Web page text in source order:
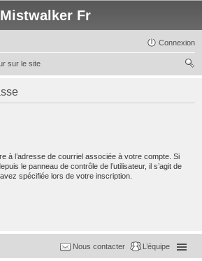
Mistwalker Fr
Connexion
sur le site
à l’adresse de courriel associée à votre compte. Si
le panneau de contrôle de l’utilisateur, il s’agit de
spécifiée lors de votre inscription.
L’équipe
Nous contacter